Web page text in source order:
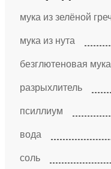
мука из зелёной
мука из нута
безглютеновая мука
разрыхлитель
псиллиум
вода
соль